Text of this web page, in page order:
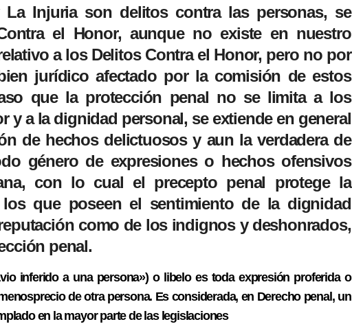
La Injuria son delitos contra las personas, se
el Honor, aunque no existe en nuestro
a los Delitos Contra el Honor, pero no por
jurídico afectado por la comisión de estos
que la protección penal no se limita a los
y a la dignidad personal, se extiende en general
de hechos delictuosos y aun la verdadera de
género de expresiones o hechos ofensivos
con lo cual el precepto penal protege la
que poseen el sentimiento de la dignidad
como de los indignos y deshonrados,
penal.
inferido a una persona») o libeloes toda expresión proferida o
de otra persona. Es considerada, en Derecho penal, un
en la mayor parte de las legislaciones